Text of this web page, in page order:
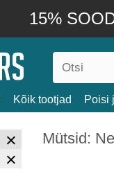
15%
Kõik tootjad Poisi
Mütsid: